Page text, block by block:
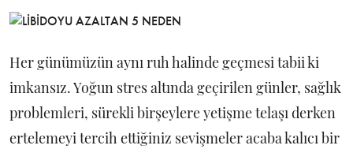
Her günümüzün aynı ruh halinde geçmesi tabii ki
imkansız. Yoğun stres altında geçirilen günler, sağlık
problemleri, sürekli birşeylere yetişme telaşı derken
ertelemeyi tercih ettiğiniz sevişmeler acaba kalıcı bir